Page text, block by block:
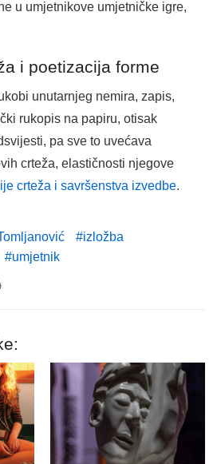
u umjetnikove umjetničke igre,
i poetizacija forme
unutarnjeg nemira, zapis,
rukopis na papiru, otisak
pa sve to uvećava
crteža, elastičnosti njegove
crteža i savršenstva izvedbe.
izložba
umjetnik